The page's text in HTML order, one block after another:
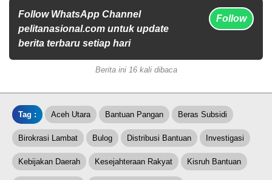
Follow WhatsApp Channel
pelitanasional.com untuk update
berita terbaru setiap hari
Follow
Berita ini 16 kali dibaca
Tag : Aceh Utara Bantuan Pangan Beras Subsidi
Birokrasi Lambat Bulog Distribusi Bantuan Investigasi
Kebijakan Daerah Kesejahteraan Rakyat Kisruh Bantuan